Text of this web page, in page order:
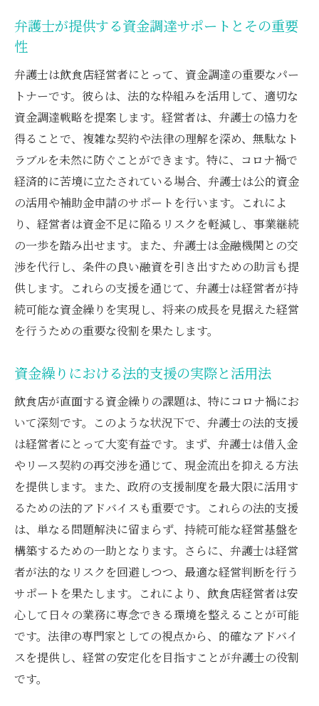
弁護士が提供する資金調達サポートとその重要
性
弁護士は飲食店経営者にとって、資金調達の重要なパー
トナーです。彼らは、法的な枠組みを活用して、適切な
資金調達戦略を提案します。経営者は、弁護士の協力を
得ることで、複雑な契約や法律の理解を深め、無駄なト
ラブルを未然に防ぐことができます。特に、コロナ禍で
経済的に苦境に立たされている場合、弁護士は公的資金
の活用や補助金申請のサポートを行います。これによ
り、経営者は資金不足に陥るリスクを軽減し、事業継続
の一歩を踏み出せます。また、弁護士は金融機関との交
渉を代行し、条件の良い融資を引き出すための助言も提
供します。これらの支援を通じて、弁護士は経営者が持
続可能な資金繰りを実現し、将来の成長を見据えた経営
を行うための重要な役割を果たします。
資金繰りにおける法的支援の実際と活用法
飲食店が直面する資金繰りの課題は、特にコロナ禍にお
いて深刻です。このような状況下で、弁護士の法的支援
は経営者にとって大変有益です。まず、弁護士は借入金
やリース契約の再交渉を通じて、現金流出を抑える方法
を提供します。また、政府の支援制度を最大限に活用す
るための法的アドバイスも重要です。これらの法的支援
は、単なる問題解決に留まらず、持続可能な経営基盤を
構築するための一助となります。さらに、弁護士は経営
者が法的なリスクを回避しつつ、最適な経営判断を行う
サポートを果たします。これにより、飲食店経営者は安
心して日々の業務に専念できる環境を整えることが可能
です。法律の専門家としての視点から、的確なアドバイ
スを提供し、経営の安定化を目指すことが弁護士の役割
です。